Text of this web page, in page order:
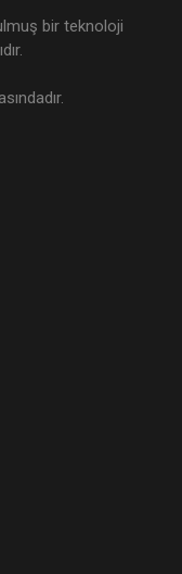
bir teknoloji